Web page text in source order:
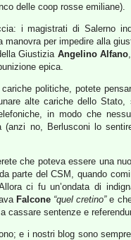
delle coop rosse emiliane).
i magistrati di Salerno
manovra per impedire alla
Giustizia Angelino Alfano
epica.
politiche, potete
alte cariche dello
in modo che
(anzi no, Berlusconi lo
che poteva essere una
parte del CSM, quando
ci fu un’ondata di
Falcone “quel cretino”e
cassare sentenze e
e i nostri blog sono